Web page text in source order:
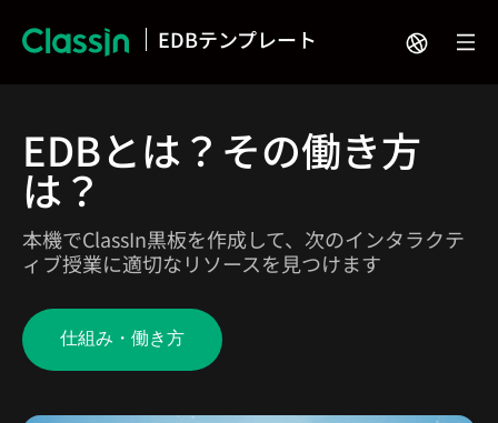
EDBテンプレート
EDBとは？その働き方
は？
本機でClassIn黒板を作成して、次のインタラクテ
ィブ授業に適切なリソースを見つけます
仕組み・働き方